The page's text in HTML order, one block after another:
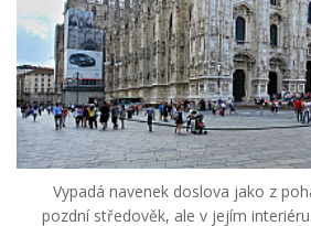
Vypadá navenek doslova jako z
pozdní středověk, ale v jejím